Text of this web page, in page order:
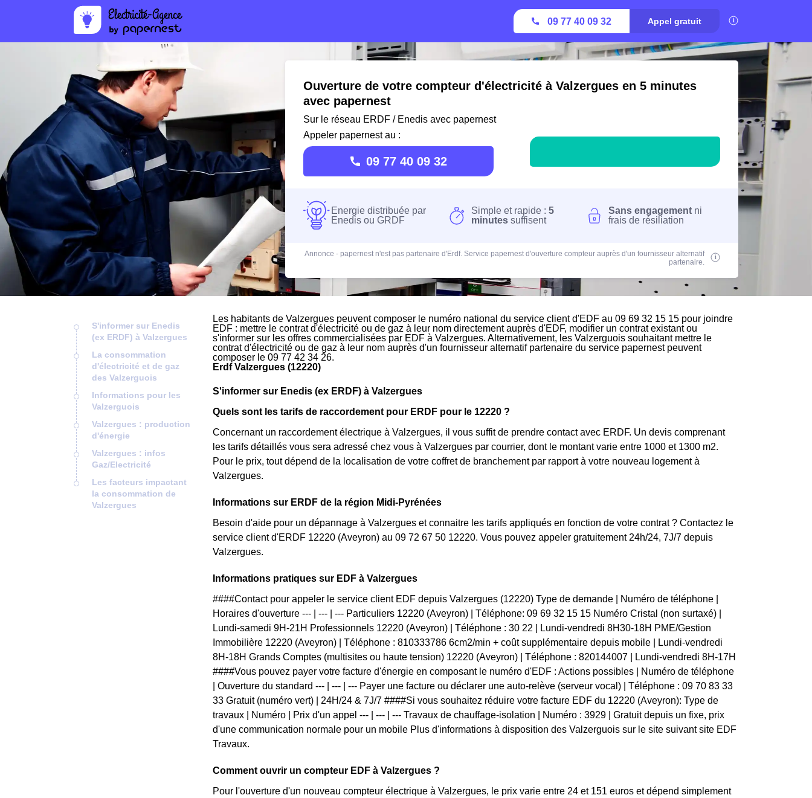
09 77 40 09 32 Appel gratuit
Ouverture de votre compteur d'électricité à Valzergues en 5 minutes
avec papernest
Sur le réseau ERDF / Enedis avec papernest
Appeler papernest au :
09 77 40 09 32
Energie distribuée par
Enedis ou GRDF
Simple et rapide :5
minutes suffisent
Sans engagement ni
frais de résiliation
Annonce - papernest n'est pas partenaire d'Erdf. Service papernest d'ouverture compteur auprès d'un fournisseur alternatif
partenaire.
S'informer sur Enedis
(ex ERDF) à Valzergues
La consommation
d'électricité et de gaz
des Valzerguois
Informations pour les
Valzerguois
Valzergues : production
d'énergie
Valzergues : infos
Gaz/Electricité
Les facteurs impactant
la consommation de
Valzergues
Les habitants de Valzergues peuvent composer le numéro national du service client d'EDF au 09 69 32 15 15 pour joindre
EDF : mettre le contrat d'électricité ou de gaz à leur nom directement auprès d'EDF, modifier un contrat existant ou
s'informer sur les offres commercialisées par EDF à Valzergues. Alternativement, les Valzerguois souhaitant mettre le
contrat d'électricité ou de gaz à leur nom auprès d'un fournisseur alternatif partenaire du service papernest peuvent
composer le 09 77 42 34 26.
Erdf Valzergues (12220)
S'informer sur Enedis (ex ERDF) à Valzergues
Quels sont les tarifs de raccordement pour ERDF pour le 12220 ?
Concernant un raccordement électrique à Valzergues, il vous suffit de prendre contact avec ERDF. Un devis comprenant
les tarifs détaillés vous sera adressé chez vous à Valzergues par courrier, dont le montant varie entre 1000 et 1300 m2.
Pour le prix, tout dépend de la localisation de votre coffret de branchement par rapport à votre nouveau logement à
Valzergues.
Informations sur ERDF de la région Midi-Pyrénées
Besoin d'aide pour un dépannage à Valzergues et connaitre les tarifs appliqués en fonction de votre contrat ? Contactez le
service client d'ERDF 12220 (Aveyron) au 09 72 67 50 12220. Vous pouvez appeler gratuitement 24h/24, 7J/7 depuis
Valzergues.
Informations pratiques sur EDF à Valzergues
####Contact pour appeler le service client EDF depuis Valzergues (12220) Type de demande | Numéro de téléphone |
Horaires d'ouverture --- | --- | --- Particuliers 12220 (Aveyron) | Téléphone: 09 69 32 15 15 Numéro Cristal (non surtaxé) |
Lundi-samedi 9H-21H Professionnels 12220 (Aveyron) | Téléphone : 30 22 | Lundi-vendredi 8H30-18H PME/Gestion
Immobilière 12220 (Aveyron) | Téléphone : 810333786 6cm2/min + coût supplémentaire depuis mobile | Lundi-vendredi
8H-18H Grands Comptes (multisites ou haute tension) 12220 (Aveyron) | Téléphone : 820144007 | Lundi-vendredi 8H-17H
####Vous pouvez payer votre facture d'énergie en composant le numéro d'EDF : Actions possibles | Numéro de téléphone
| Ouverture du standard --- | --- | --- Payer une facture ou déclarer une auto-relève (serveur vocal) | Téléphone : 09 70 83 33
33 Gratuit (numéro vert) | 24H/24 & 7J/7 ####Si vous souhaitez réduire votre facture EDF du 12220 (Aveyron): Type de
travaux | Numéro | Prix d'un appel --- | --- | --- Travaux de chauffage-isolation | Numéro : 3929 | Gratuit depuis un fixe, prix
d'une communication normale pour un mobile Plus d'informations à disposition des Valzerguois sur le site suivant site EDF
Travaux.
Comment ouvrir un compteur EDF à Valzergues ?
Pour l'ouverture d'un nouveau compteur électrique à Valzergues, le prix varie entre 24 et 151 euros et dépend simplement